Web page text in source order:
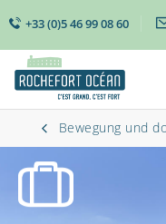
+33 (0)5 46 99 08 60
Bewegung und